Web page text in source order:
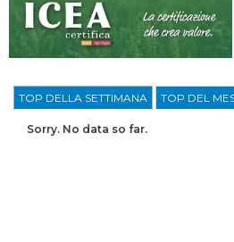
TOP DELLA SETTIMANA TOP DEL
Sorry. No data so far.